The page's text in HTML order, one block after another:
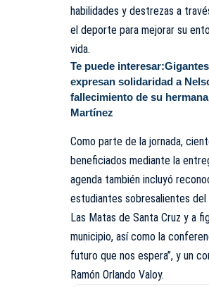
habilidades y destrezas a
el deporte para mejorar su
vida.
Te puede interesar:
expresan solidaridad a
fallecimiento de su
Martínez
Como parte de la jornada,
beneficiados mediante la
agenda también incluyó
estudiantes sobresalientes
Las Matas de Santa Cruz y a
municipio, así como la
futuro que nos espera”, y un
Ramón Orlando Valoy.